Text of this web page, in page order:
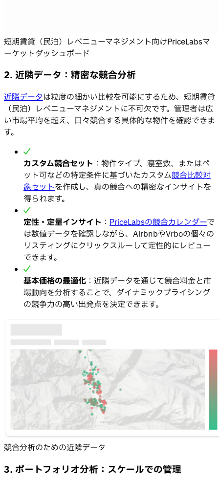
短期賃貸（民泊）レベニューマネジメント向けPriceLabsマ
ーケットダッシュボード
2. 近隣データ：精密な競合分析
近隣データは粒度の細かい比較を可能にするため、短期賃貸
（民泊）レベニューマネジメントに不可欠です。管理者は広
い市場平均を超え、日々競合する具体的な物件を確認できま
す。
カスタム競合セット ：物件タイプ、寝室数、またはペ
ット可などの特定条件に基づいたカスタム競合比較対
象セットを作成し、真の競合への精密なインサイトを
得られます。
定性・定量インサイト ： PriceLabsの競合カレンダーで
は数値データを確認しながら、AirbnbやVrboの個々の
リスティングにクリックスルーして定性的にレビュー
できます。
基本価格の最適化 ：近隣データを通じて競合料金と市
場動向を分析することで、ダイナミックプライシング
の競争力の高い出発点を決定できます。
競合分析のための近隣データ
3. ポートフォリオ分析：スケールでの管理